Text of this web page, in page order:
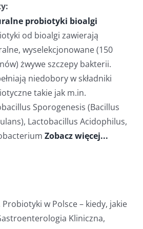
probiotyki bioalgi
od bioalgi zawierają
wyselekcjonowane (150
żwywe szczepy bakterii.
niedobory w składniki
takie jak m.in.
Sporogenesis (Bacillus
Lactobacillus Acidophilus,
Zobacz więcej...
Probiotyki w Polsce – kiedy, jakie
Kliniczna,